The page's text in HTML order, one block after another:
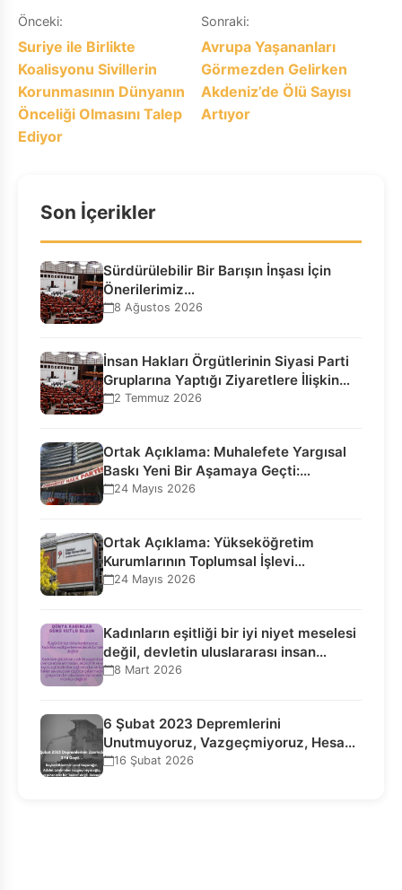
Yazı
gezinmesi
Önceki:
Suriye ile Birlikte
Koalisyonu Sivillerin
Korunmasının Dünyanın
Önceliği Olmasını Talep
Ediyor
Sonraki:
Avrupa Yaşananları
Görmezden Gelirken
Akdeniz’de Ölü Sayısı
Artıyor
Son İçerikler
Sürdürülebilir Bir Barışın İnşası İçin
Önerilerimiz…
8 Ağustos 2026
İnsan Hakları Örgütlerinin Siyasi Parti
Gruplarına Yaptığı Ziyaretlere İlişkin
Bilgilendirme…
2 Temmuz 2026
Ortak Açıklama: Muhalefete Yargısal
Baskı Yeni Bir Aşamaya Geçti:
Seçilmiş…
24 Mayıs 2026
Ortak Açıklama: Yükseköğretim
Kurumlarının Toplumsal İşlevi
Kurucularının Ticari Akıbetine
24 Mayıs 2026
Kadınların eşitliği bir iyi niyet meselesi
değil, devletin uluslararası insan…
8 Mart 2026
6 Şubat 2023 Depremlerini
Unutmuyoruz, Vazgeçmiyoruz, Hesap
Sorulmasını İstiyoruz!
16 Şubat 2026